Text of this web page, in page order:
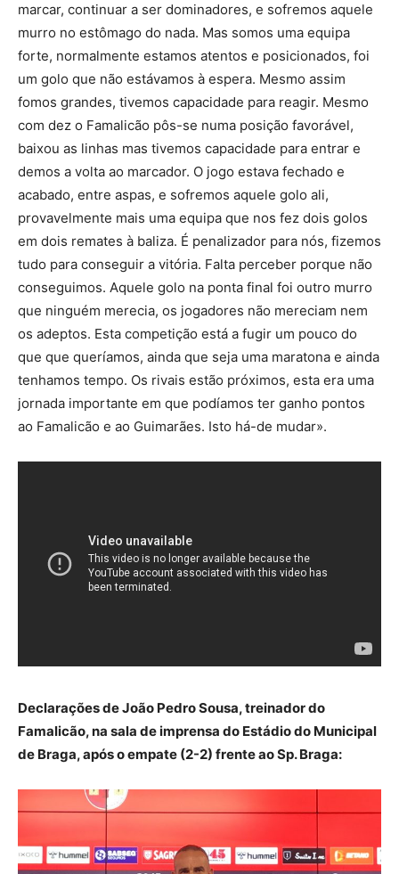
marcar, continuar a ser dominadores, e sofremos aquele
murro no estômago do nada. Mas somos uma equipa
forte, normalmente estamos atentos e posicionados, foi
um golo que não estávamos à espera. Mesmo assim
fomos grandes, tivemos capacidade para reagir. Mesmo
com dez o Famalicão pôs-se numa posição favorável,
baixou as linhas mas tivemos capacidade para entrar e
demos a volta ao marcador. O jogo estava fechado e
acabado, entre aspas, e sofremos aquele golo ali,
provavelmente mais uma equipa que nos fez dois golos
em dois remates à baliza. É penalizador para nós, fizemos
tudo para conseguir a vitória. Falta perceber porque não
conseguimos. Aquele golo na ponta final foi outro murro
que ninguém merecia, os jogadores não mereciam nem
os adeptos. Esta competição está a fugir um pouco do
que que queríamos, ainda que seja uma maratona e ainda
tenhamos tempo. Os rivais estão próximos, esta era uma
jornada importante em que podíamos ter ganho pontos
ao Famalicão e ao Guimarães. Isto há-de mudar».
Declarações de João Pedro Sousa, treinador do
Famalicão, na sala de imprensa do Estádio do Municipal
de Braga, após o empate (2-2) frente ao Sp. Braga: